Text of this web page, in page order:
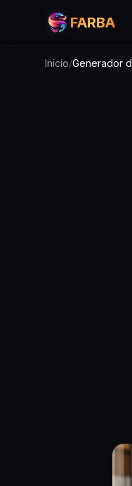
FARBA
Inicio/Generador